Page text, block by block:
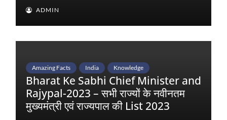
ADMIN
Amazing Facts India Knowledge
Bharat Ke Sabhi Chief Minister and
Rajypal-2023 – सभी राज्यों के नवीनतम
मुख्यमंत्री एवं राज्यपाल की List 2023